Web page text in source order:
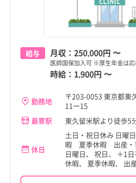
給与 月収： 250,000円 〜
医師国保加入可 ※厚生年金は
時給： 1,900円 〜
勤務地
〒203-0053 東京都東
11ー15
最寄駅
東久留米駅より徒歩5
休日
土日・祝日休み 日
暇 夏季休暇 出産・
日曜日、 祝日、 ＋1
休暇、 夏季休暇、 出